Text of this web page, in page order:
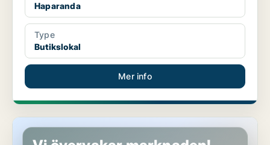
Haparanda
Type
Butikslokal
Mer info
Butikslokal i Trelleborg